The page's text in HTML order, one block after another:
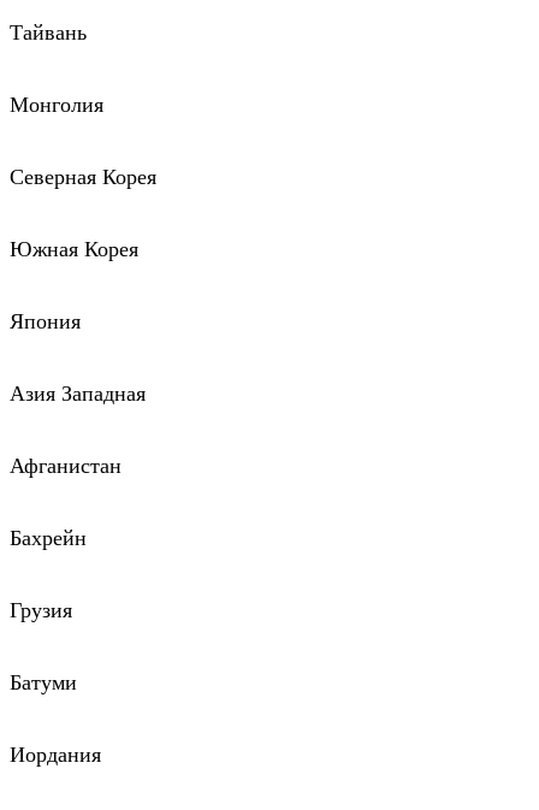
Тайвань
Монголия
Северная Корея
Южная Корея
Япония
Азия Западная
Афганистан
Бахрейн
Грузия
Батуми
Иордания